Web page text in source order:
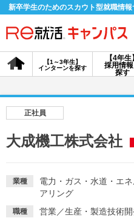
新卒学生のためのスカウト型就職情報
【4年生
採用情
探す
【1～3年生】
インターンを探す
会員登録
採用情報を探す
説明
正社員
大成機工株式会社
業種 電力・ガス・水道・エ
アリング
職種 営業／生産・製造技術開